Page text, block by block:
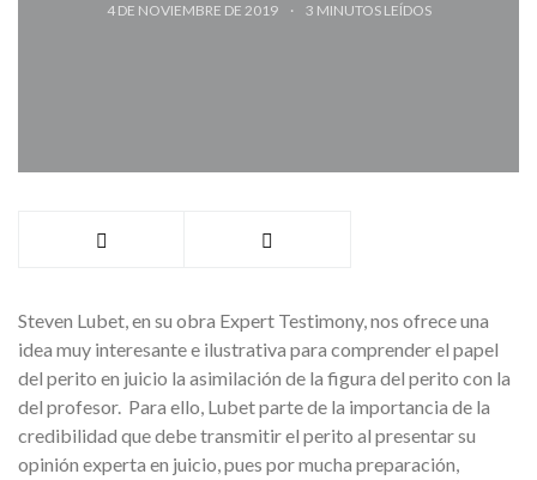
4 DE NOVIEMBRE DE 2019 3 MINUTOS LEÍDOS
Steven Lubet, en su obra Expert Testimony, nos ofrece una
idea muy interesante e ilustrativa para comprender el papel
del perito en juicio la asimilación de la figura del perito con la
del profesor. Para ello, Lubet parte de la importancia de la
credibilidad que debe transmitir el perito al presentar su
opinión experta en juicio, pues por mucha preparación,